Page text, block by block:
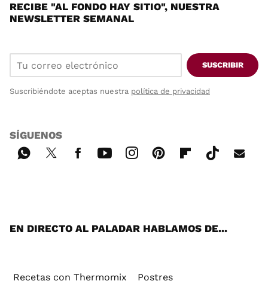
RECIBE "AL FONDO HAY SITIO", NUESTRA
NEWSLETTER SEMANAL
SUSCRIBIR
Suscribiéndote aceptas nuestra política de privacidad
SÍGUENOS
EN DIRECTO AL PALADAR HABLAMOS DE...
Recetas con Thermomix Postres